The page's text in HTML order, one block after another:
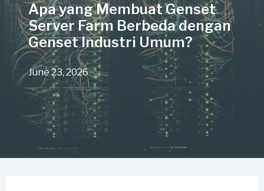
Apa yang Membuat Genset
Server Farm Berbeda dengan
Genset Industri Umum?
June 23, 2026